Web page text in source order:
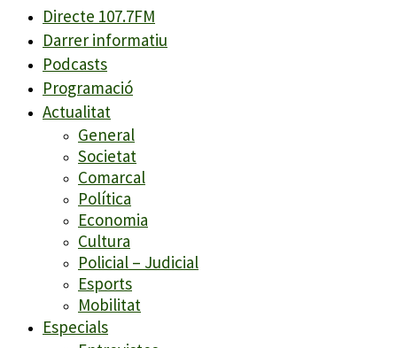
Directe 107.7FM
Darrer informatiu
Podcasts
Programació
Actualitat
General
Societat
Comarcal
Política
Economia
Cultura
Policial – Judicial
Esports
Mobilitat
Especials